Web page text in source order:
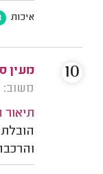
איכות
מעין
משוב: 28/05/2026
תיאור
הובלת
10